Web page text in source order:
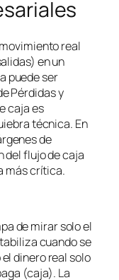
real
en un
puede ser
Pérdidas y
caja es
técnica. En
de
del flujo de caja
más crítica.
de mirar solo el
cuando se
dinero real solo
(caja). La